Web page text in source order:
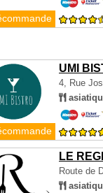
UMI
4, Rue
LE
Route de